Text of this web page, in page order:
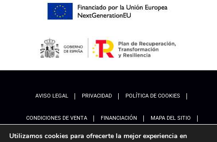
AVISO LEGAL PRIVACIDAD POLÍTICA DE COOKIES
CONDICIONES DE VENTA FINANCIACIÓN MAPA DEL SITIO
AJUSTES
Utilizamos cookies para ofrecerte la mejor experiencia en